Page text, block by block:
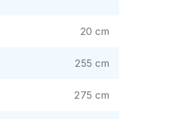
20 cm
255 cm
275 cm